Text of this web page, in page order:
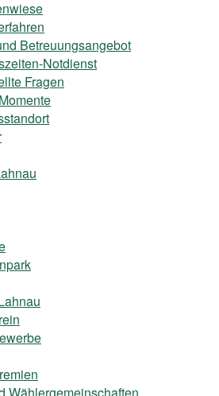
Betreuungsangebot
Notdienst
Fragen